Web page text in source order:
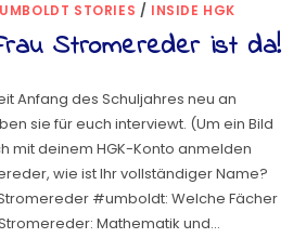
STORIES / INSIDE HGK
Stromereder ist da!
Anfang des Schuljahres neu an
sie für euch interviewt. (Um ein Bild
mit deinem HGK-Konto anmelden
wie ist Ihr vollständiger Name?
#umboldt: Welche Fächer
Mathematik und…